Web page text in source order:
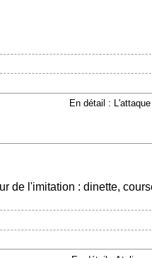
En détail :
de l'imitation : dinette,